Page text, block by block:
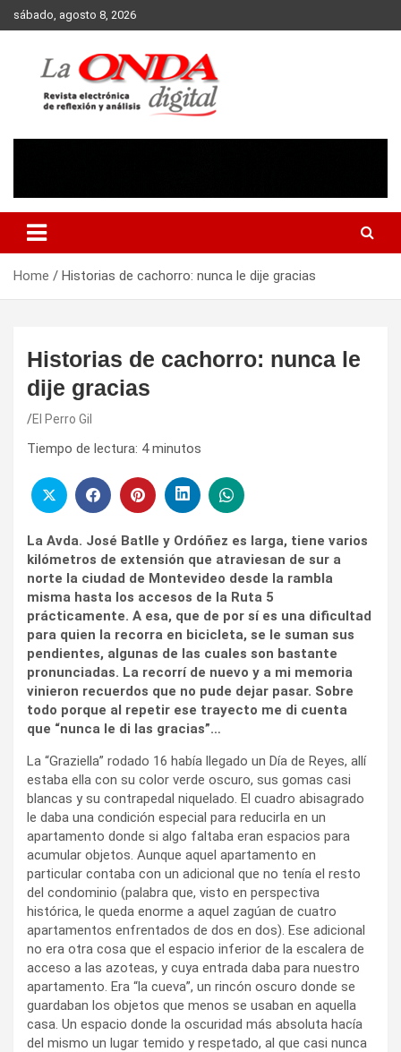
Skip
to
sábado, agosto 8, 2026
Home Historias de cachorro: nunca le dije gracias
Historias de cachorro: nunca le
dije gracias
El Perro Gil
Tiempo de lectura: 4 minutos
La Avda. José Batlle y Ordóñez es larga, tiene varios
kilómetros de extensión que atraviesan de sur a
norte la ciudad de Montevideo desde la rambla
misma hasta los accesos de la Ruta 5
prácticamente. A esa, que de por sí es una dificultad
para quien la recorra en bicicleta, se le suman sus
pendientes, algunas de las cuales son bastante
pronunciadas. La recorrí de nuevo y a mi memoria
vinieron recuerdos que no pude dejar pasar. Sobre
todo porque al repetir ese trayecto me di cuenta
que “nunca le di las gracias”…
La “Graziella” rodado 16 había llegado un Día de Reyes, allí
estaba ella con su color verde oscuro, sus gomas casi
blancas y su contrapedal niquelado. El cuadro abisagrado
le daba una condición especial para reducirla en un
apartamento donde si algo faltaba eran espacios para
acumular objetos. Aunque aquel apartamento en
particular contaba con un adicional que no tenía el resto
del condominio (palabra que, visto en perspectiva
histórica, le queda enorme a aquel zagúan de cuatro
apartamentos enfrentados de dos en dos). Ese adicional
no era otra cosa que el espacio inferior de la escalera de
acceso a las azoteas, y cuya entrada daba para nuestro
apartamento. Era “la cueva”, un rincón oscuro donde se
guardaban los objetos que menos se usaban en aquella
casa. Un espacio donde la oscuridad más absoluta hacía
del mismo un lugar temido y respetado, al que casi nunca